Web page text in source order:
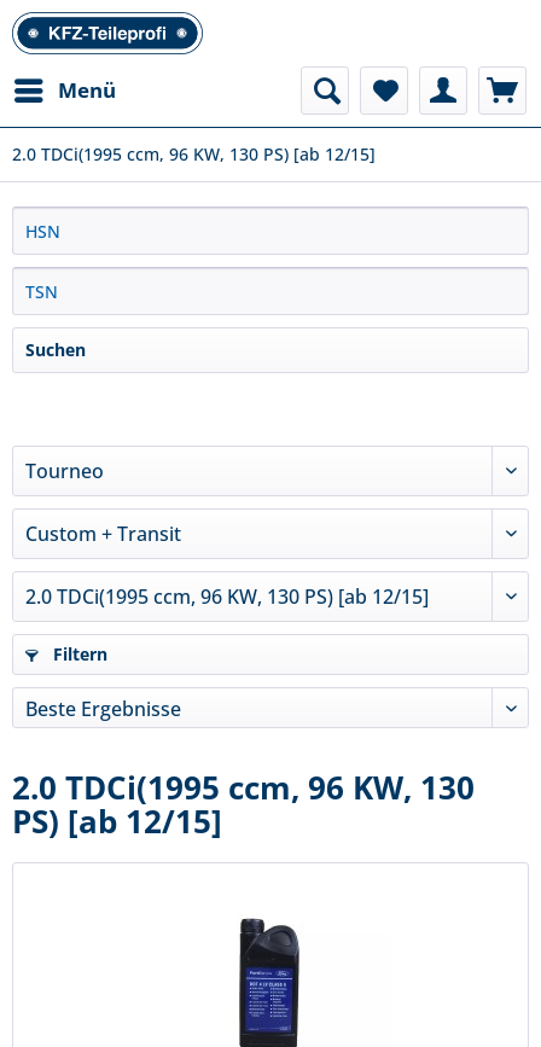
Menü
2.0 TDCi(1995 ccm, 96 KW, 130 PS) [ab 12/15]
Filtern
2.0 TDCi(1995 ccm, 96 KW, 130
PS) [ab 12/15]